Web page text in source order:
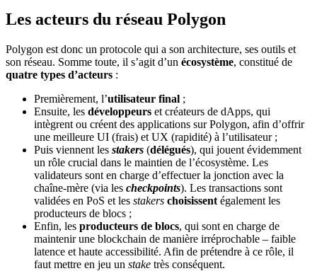
Les acteurs du réseau Polygon
Polygon est donc un protocole qui a son architecture, ses outils et
son réseau. Somme toute, il s’agit d’un écosystème, constitué de
quatre types d’acteurs :
Premièrement, l’utilisateur final ;
Ensuite, les développeurs et créateurs de dApps, qui
intègrent ou créent des applications sur Polygon, afin d’offrir
une meilleure UI (frais) et UX (rapidité) à l’utilisateur ;
Puis viennent les stakers (délégués), qui jouent évidemment
un rôle crucial dans le maintien de l’écosystème. Les
validateurs sont en charge d’effectuer la jonction avec la
chaîne-mère (via les checkpoints). Les transactions sont
validées en PoS et les stakers choisissent également les
producteurs de blocs ;
Enfin, les producteurs de blocs, qui sont en charge de
maintenir une blockchain de manière irréprochable – faible
latence et haute accessibilité. Afin de prétendre à ce rôle, il
faut mettre en jeu un stake très conséquent.